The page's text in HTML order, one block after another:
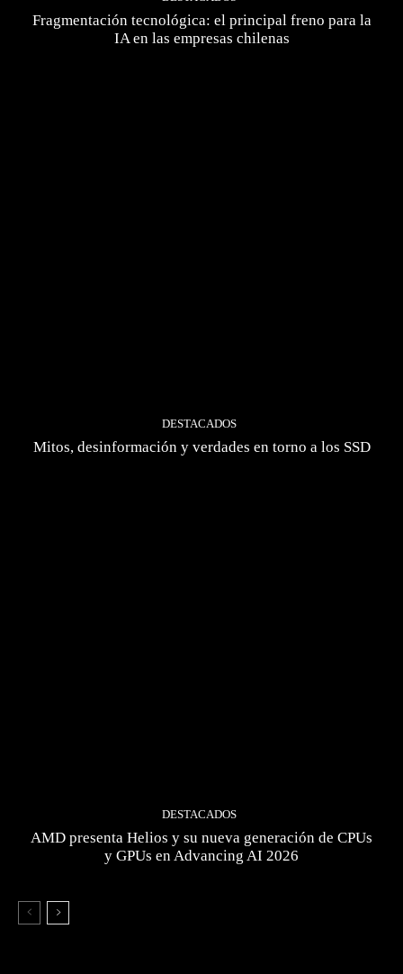
Fragmentación tecnológica: el principal freno para la
IA en las empresas chilenas
DESTACADOS
Mitos, desinformación y verdades en torno a los SSD
DESTACADOS
AMD presenta Helios y su nueva generación de CPUs
y GPUs en Advancing AI 2026